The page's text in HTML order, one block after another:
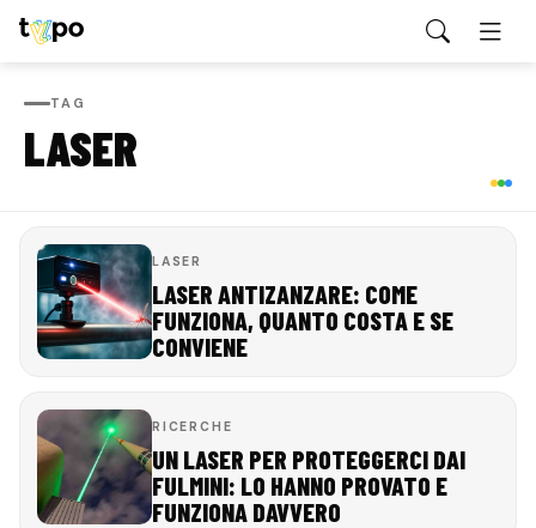
TAG
LASER
LASER
LASER ANTIZANZARE: COME
FUNZIONA, QUANTO COSTA E SE
CONVIENE
RICERCHE
UN LASER PER PROTEGGERCI DAI
FULMINI: LO HANNO PROVATO E
FUNZIONA DAVVERO